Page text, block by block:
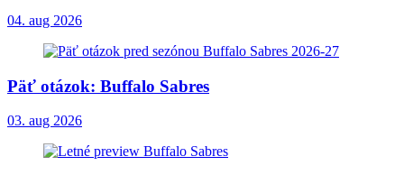
04. aug 2026
Päť otázok: Buffalo Sabres
03. aug 2026